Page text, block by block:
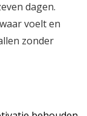
dagen.
voelt en
zonder